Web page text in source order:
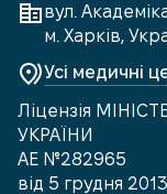
вул.
м. Харків,
Усі медичні
Ліцензія
УКРАЇНИ
АЕ №282965
від 5 грудня